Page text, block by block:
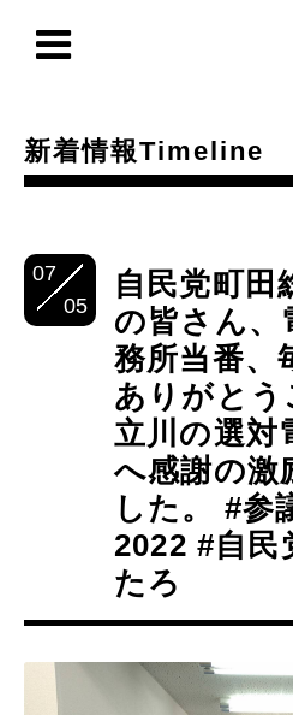
新着情報Timeline
07
05
自民党町田
の皆さん、
務所当番、
ありがとう
立川の選対
へ感謝の激
した。 #参
2022 #自民
たろ